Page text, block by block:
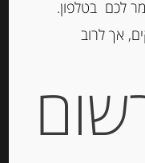
לכם בטלפון.
2 ימי עסקים, אך לרוב